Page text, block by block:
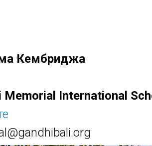
Кембриджа
Memorial International